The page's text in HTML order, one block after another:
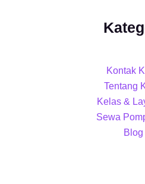
Kontak
Tentang
Kelas &
Sewa
Blog